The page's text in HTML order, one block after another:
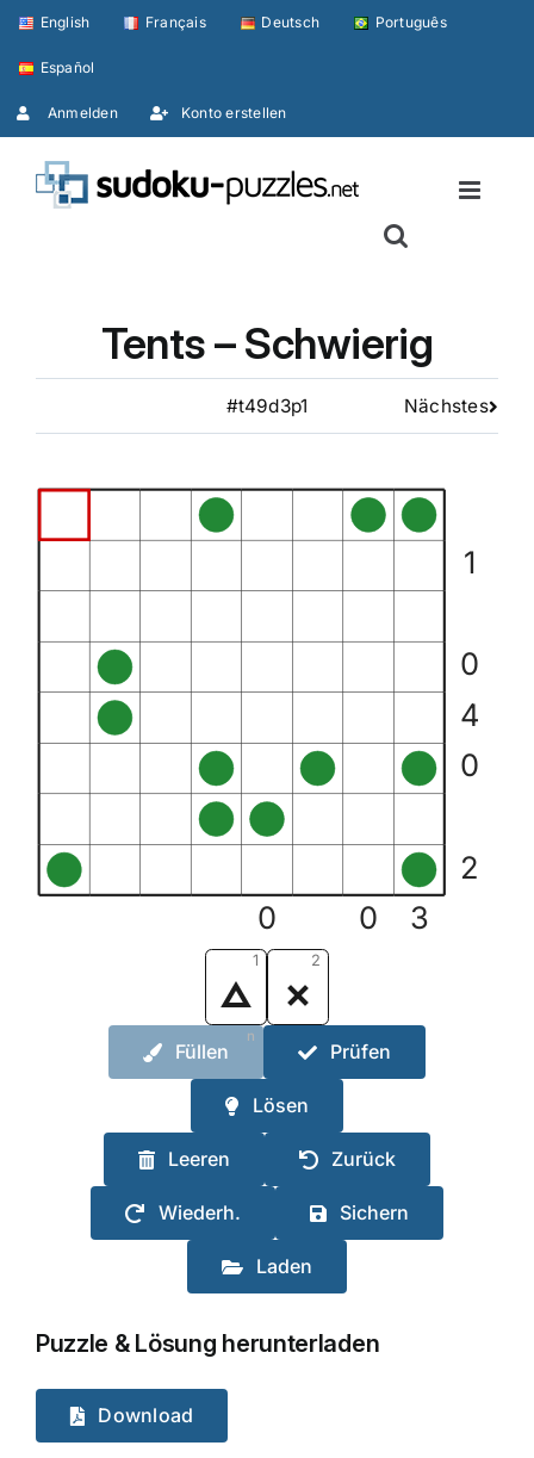
Skip
content
English Français Deutsch Português
Español
Anmelden Konto erstellen
Tents – Schwierig
#t49d3p1 Nächstes
1
0
4
0
2
0 0 3
1 2
n
Füllen Prüfen
Lösen
Leeren Zurück
Wiederh. Sichern
Laden
Puzzle & Lösung herunterladen
Download